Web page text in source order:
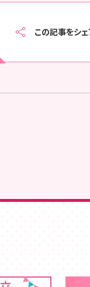
この記事をシ